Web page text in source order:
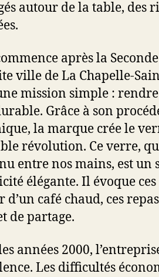
autour de la table, des
après la
ville de La Chapelle-
mission simple :
Grâce à son
la marque crée le
révolution. Ce verre,
entre nos mains, est un
élégante. Il évoque
d’un café chaud, ces
de partage.
années 2000,
Les difficultés